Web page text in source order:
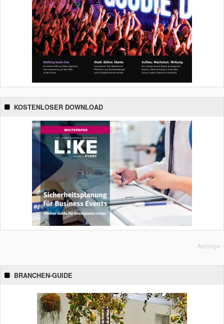
KOSTENLOSER DOWNLOAD
Anzeige
BRANCHEN-GUIDE